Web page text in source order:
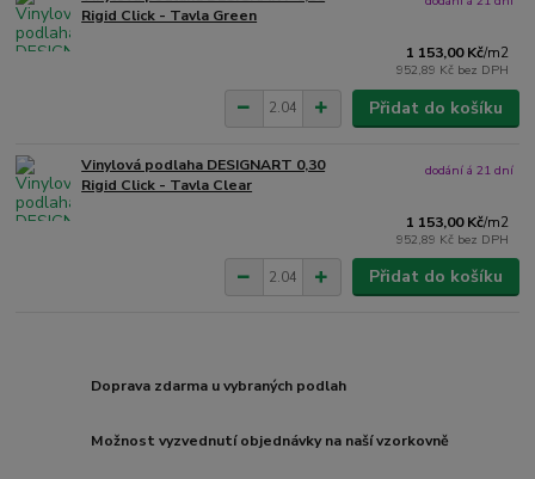
Rigid Click - Tavla Green
1 153,00 Kč/m2
952,89 Kč bez DPH
Přidat do košíku
Vinylová podlaha DESIGNART 0,30
Rigid Click - Tavla Clear
1 153,00 Kč/m2
952,89 Kč bez DPH
dodání á 21 dní
Přidat do košíku
Doprava zdarma u vybraných podlah
Možnost vyzvednutí objednávky na naší vzorkovně